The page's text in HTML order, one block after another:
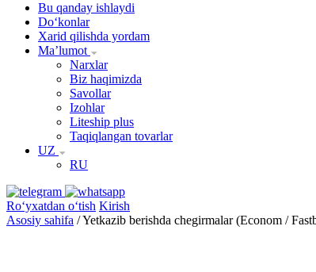
Bu qanday ishlaydi
Doʻkonlar
Xarid qilishda yordam
Maʼlumot
Narxlar
Biz haqimizda
Savollar
Izohlar
Liteship plus
Taqiqlangan tovarlar
UZ
RU
Roʻyxatdan oʻtish Kirish
Asosiy sahifa /Yetkazib berishda chegirmalar (Econom /